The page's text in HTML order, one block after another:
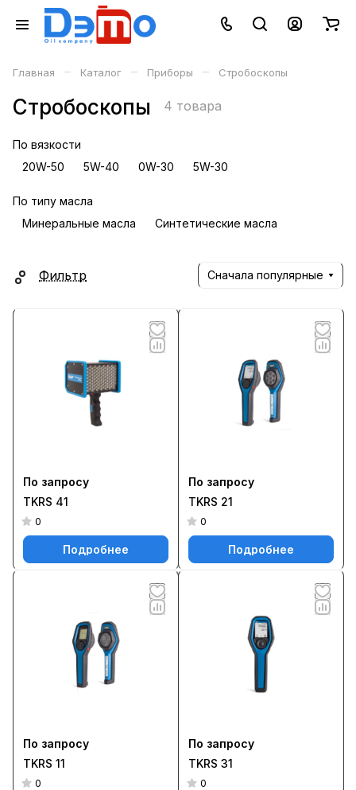
Главная – Каталог – Приборы – Стробоскопы
Стробоскопы 4 товара
По вязкости
20W-50
5W-40 0W-30 5W-30
По типу масла
Минеральные масла
Синтетические масла
Фильтр Сначала популярные
По запросу
TKRS 41
0
Подробнее
По запросу
TKRS 21
0
Подробнее
По запросу
TKRS 11
0
По запросу
TKRS 31
0